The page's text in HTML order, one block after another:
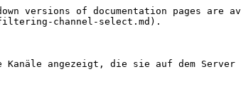
versions of documentation pages are
channel-select.md).
angezeigt, die sie auf dem Server